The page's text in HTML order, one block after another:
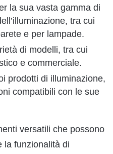
la sua vasta gamma di
tra cui
e per lampade.
di modelli, tra cui
e commerciale.
prodotti di illuminazione,
compatibili con le sue
versatili che possono
la funzionalità di